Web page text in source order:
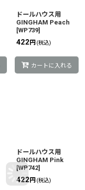
ドールハウス用
GINGHAM Peach
[WP739]
422 円 (税込)
カートに入れる
ドールハウス用
GINGHAM Pink
[WP742]
422 円 (税込)